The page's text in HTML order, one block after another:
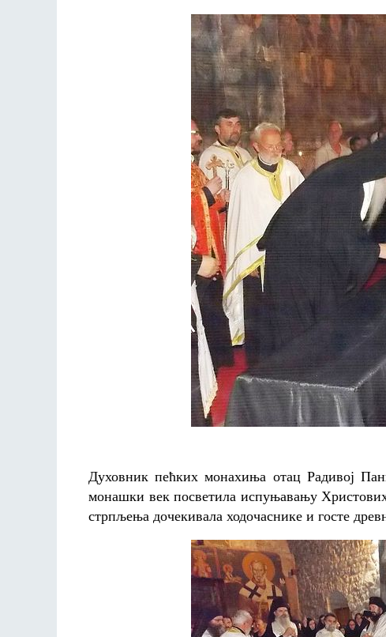
Духовник пећких монахиња отац Радивој
монашки век посветила испуњавању
стрпљења дочекивала ходочаснике и госте